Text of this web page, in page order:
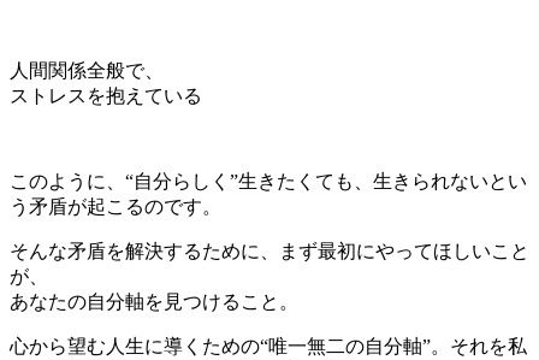
人間関係全般で、
ストレスを抱えている
このように、“自分らしく”生きたくても、生きられないとい
う矛盾が起こるのです。
そんな矛盾を解決するために、まず最初にやってほしいこと
が、
あなたの自分軸を見つけること。
心から望む人生に導くための“唯一無二の自分軸”。 それを私